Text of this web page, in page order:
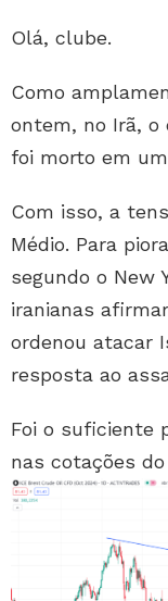
Olá, clube.
Como
ontem, no Irã, o
foi morto em
Com isso, a
Médio. Para
segundo o New
iranianas
ordenou atacar
resposta ao
Foi o suficiente
nas cotações